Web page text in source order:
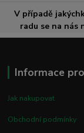
V případě
radu se na nás
Informace
Jak nakupovat
Obchodní podmínky